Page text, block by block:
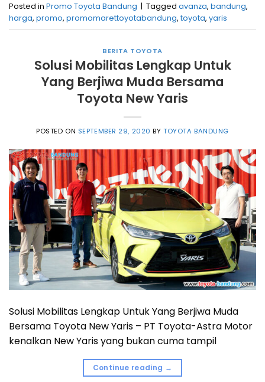
Posted in Promo Toyota Bandung | Tagged avanza, bandung,
harga, promo, promomarettoyotabandung, toyota, yaris
BERITA TOYOTA
Solusi Mobilitas Lengkap Untuk
Yang Berjiwa Muda Bersama
Toyota New Yaris
POSTED ON SEPTEMBER 29, 2020 BYTOYOTA BANDUNG
Solusi Mobilitas Lengkap Untuk Yang Berjiwa Muda
Bersama Toyota New Yaris – PT Toyota-Astra Motor
kenalkan New Yaris yang bukan cuma tampil
Continue reading →